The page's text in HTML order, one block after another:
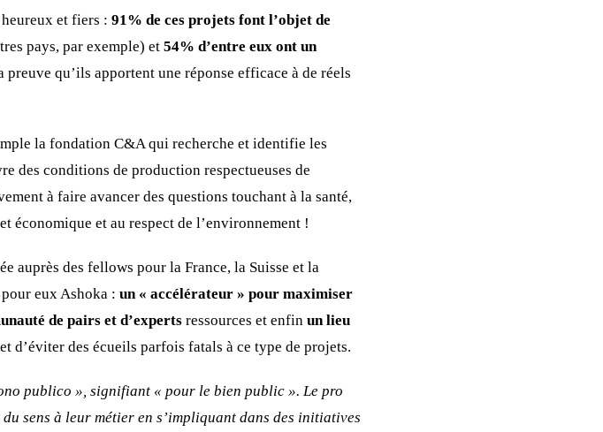
et fiers : 91% de ces projets font l’objet de
pays, par exemple) et 54% d’entre eux ont un
preuve qu’ils apportent une réponse efficace à de réels
la fondation C&A qui recherche et identifie les
des conditions de production respectueuses de
à faire avancer des questions touchant à la santé,
économique et au respect de l’environnement !
auprès des fellows pour la France, la Suisse et la
eux Ashoka : un « accélérateur » pour maximiser
de pairs et d’experts ressources et enfin un lieu
d’éviter des écueils parfois fatals à ce type de projets.
publico », signifiant « pour le bien public ». Le pro
sens à leur métier en s’impliquant dans des initiatives